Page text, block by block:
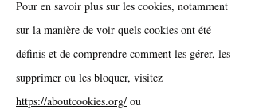
Pour en savoir plus sur les cookies, notamment
sur la manière de voir quels cookies ont été
définis et de comprendre comment les gérer, les
supprimer ou les bloquer, visitez
https://aboutcookies.org/ ou